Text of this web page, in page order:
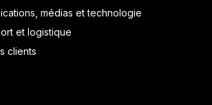
médias et technologie
et logistique
clients